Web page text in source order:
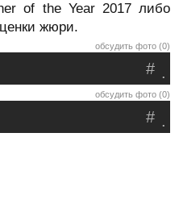
of the Year 2017 либо
жюри.
обсудить фото (0)
.
#
обсудить фото (0)
.
#